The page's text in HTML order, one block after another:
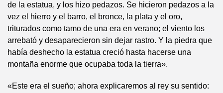
de la estatua, y los hizo pedazos. Se hicieron pedazos a la
vez el hierro y el barro, el bronce, la plata y el oro,
triturados como tamo de una era en verano; el viento los
arrebató y desaparecieron sin dejar rastro. Y la piedra que
había deshecho la estatua creció hasta hacerse una
montaña enorme que ocupaba toda la tierra».
«Este era el sueño; ahora explicaremos al rey su sentido: